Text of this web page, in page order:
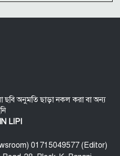
করে চাঁদা আদায়ের অভিযোগ
ছবি অনুমতি ছাড়া নকল করা বা অন্য
LIPI
01715049577 (Editor)